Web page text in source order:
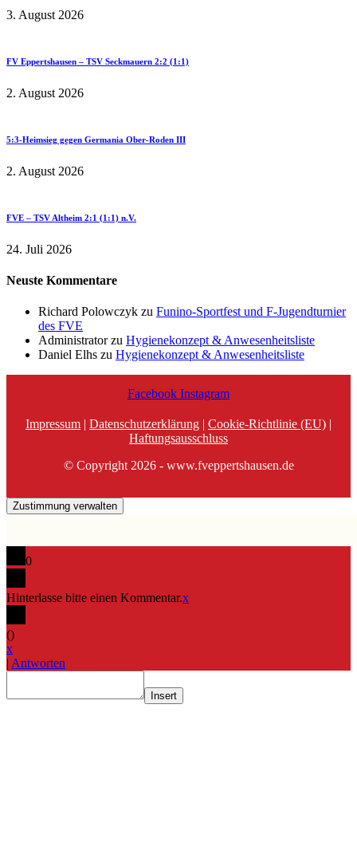
3. August 2026
FV Eppertshausen – TSV Seckmauern 2:2 (1:1)
2. August 2026
5:3-Heimsieg gegen Germania Ober-Roden III
2. August 2026
FVE – TSV Altheim 2:1 (1:1) n.V.
24. Juli 2026
Neuste Kommentare
Richard Polowczyk zu Funino-Sportfest und F-Jugendturnier
des FVE
Administratorzu Hygienekonzept & Anwesenheitsliste
Daniel Elhs zu Hygienekonzept & Anwesenheitsliste
Facebook Instagram
Impressum | Datenschutzerklärung | Cookie-Richtlinie (EU) |
Haftungsausschluss
© Copyright 2026 - www.fveppertshausen.de
Zustimmung verwalten
0
Hinterlasse bitte einen Kommentar.x
()
x
| Antworten
Insert